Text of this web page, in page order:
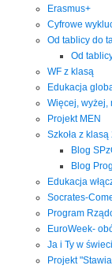
Erasmus+
Cyfrowe
Od tablicy do
Od
WF z klasą
Edukacja
Więcej, wyżej,
Projekt MEN
Szkoła z klasą
Blog
Blog
Edukacja
Socrates-
Program
EuroWeek-
Ja i Ty w
Projekt